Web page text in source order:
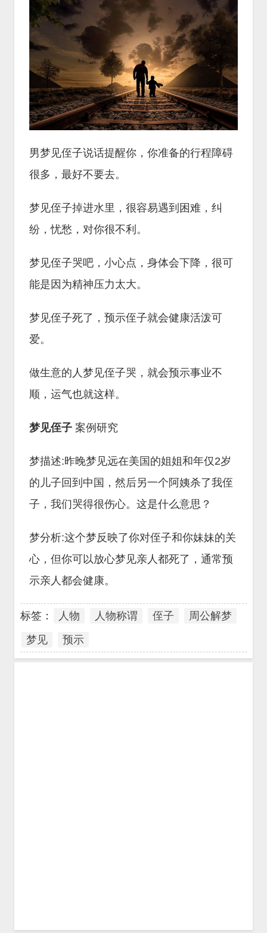
男梦见侄子说话提醒你，你准备的行程障碍
很多，最好不要去。
梦见侄子掉进水里，很容易遇到困难，纠
纷，忧愁，对你很不利。
梦见侄子哭吧，小心点，身体会下降，很可
能是因为精神压力太大。
梦见侄子死了，预示侄子就会健康活泼可
爱。
做生意的人梦见侄子哭，就会预示事业不
顺，运气也就这样。
梦见侄子 案例研究
梦描述:昨晚梦见远在美国的姐姐和年仅2岁
的儿子回到中国，然后另一个阿姨杀了我侄
子，我们哭得很伤心。这是什么意思？
梦分析:这个梦反映了你对侄子和你妹妹的关
心，但你可以放心梦见亲人都死了，通常预
示亲人都会健康。
标签： 人物 人物称谓 侄子
周公解梦
梦见
预示